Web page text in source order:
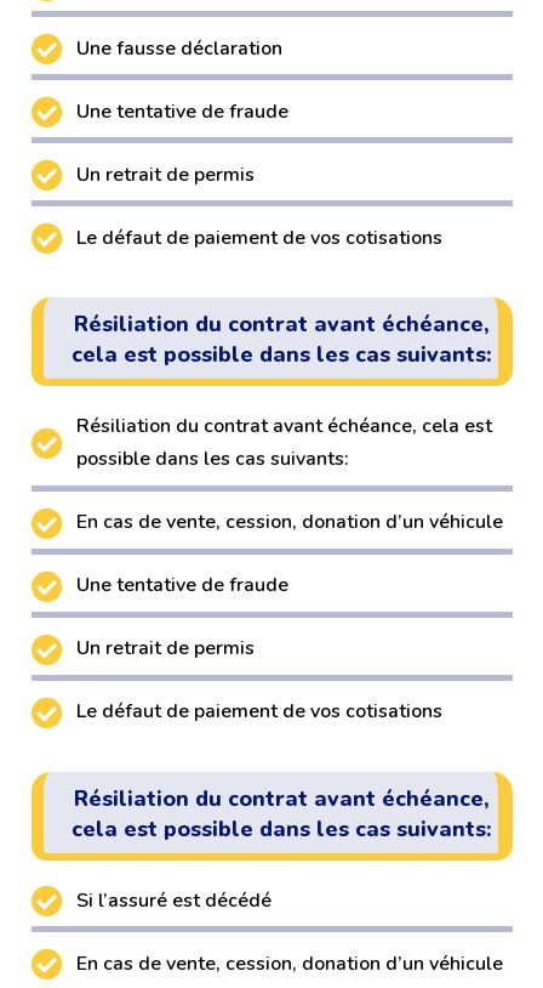
Une fausse déclaration
Une tentative de fraude
Un retrait de permis
Le défaut de paiement de vos cotisations
Résiliation du contrat avant échéance,
cela est possible dans les cas suivants:
Résiliation du contrat avant échéance, cela est
possible dans les cas suivants:
En cas de vente, cession, donation d’un véhicule
Une tentative de fraude
Un retrait de permis
Le défaut de paiement de vos cotisations
Résiliation du contrat avant échéance,
cela est possible dans les cas suivants:
Si l’assuré est décédé
En cas de vente, cession, donation d’un véhicule